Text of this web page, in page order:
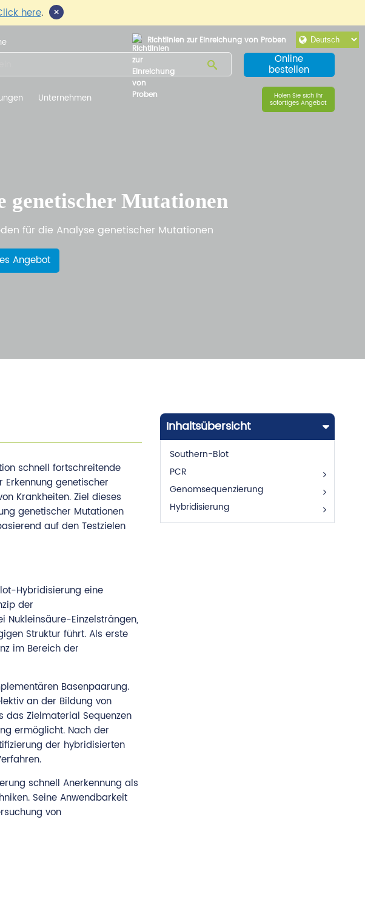
here. ×
Richtlinien zur Einreichung von Proben
Online
bestellen
Unternehmen Holen Sie sich Ihr
sofortiges Angebot
genetischer Mutationen
für die Analyse genetischer Mutationen
Angebot
schnell fortschreitende
genetischer
Krankheiten. Ziel dieses
genetischer Mutationen
auf den Testzielen
Hybridisierung eine
der
Nukleinsäure-Einzelsträngen,
Struktur führt. Als erste
im Bereich der
Basenpaarung.
an der Bildung von
das Zielmaterial Sequenzen
ermöglicht. Nach der
der hybridisierten
schnell Anerkennung als
Seine Anwendbarkeit
von
Inhaltsübersicht
Southern-Blot
PCR
Genomsequenzierung
Hybridisierung